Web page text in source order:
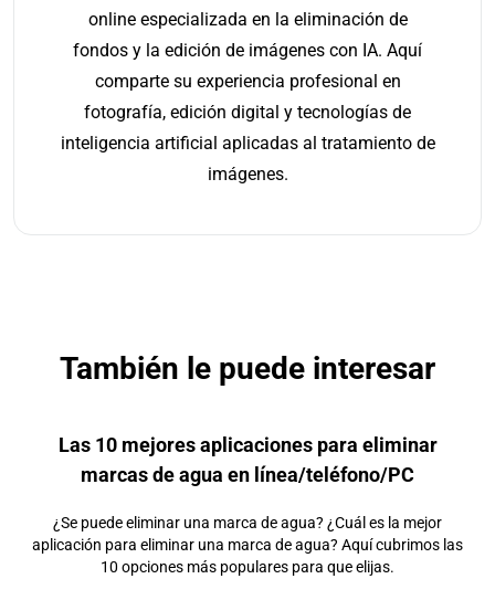
online especializada en la eliminación de
fondos y la edición de imágenes con IA. Aquí
comparte su experiencia profesional en
fotografía, edición digital y tecnologías de
inteligencia artificial aplicadas al tratamiento de
imágenes.
También le puede interesar
Las 10 mejores aplicaciones para eliminar
marcas de agua en línea/teléfono/PC
¿Se puede eliminar una marca de agua? ¿Cuál es la mejor
aplicación para eliminar una marca de agua? Aquí cubrimos las
10 opciones más populares para que elijas.